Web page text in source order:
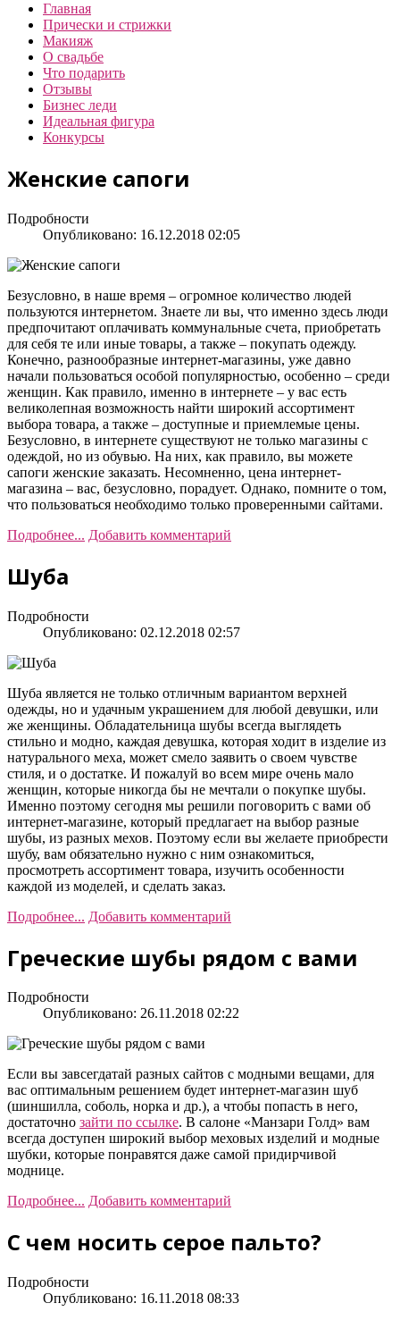
Главная
Прически и стрижки
Макияж
О свадьбе
Что подарить
Отзывы
Бизнес леди
Идеальная фигура
Конкурсы
Женские сапоги
Подробности
Опубликовано: 16.12.2018 02:05
Безусловно, в наше время – огромное количество людей
пользуются интернетом. Знаете ли вы, что именно здесь люди
предпочитают оплачивать коммунальные счета, приобретать
для себя те или иные товары, а также – покупать одежду.
Конечно, разнообразные интернет-магазины, уже давно
начали пользоваться особой популярностью, особенно – среди
женщин. Как правило, именно в интернете – у вас есть
великолепная возможность найти широкий ассортимент
выбора товара, а также – доступные и приемлемые цены.
Безусловно, в интернете существуют не только магазины с
одеждой, но из обувью. На них, как правило, вы можете
сапоги женские заказать. Несомненно, цена интернет-
магазина – вас, безусловно, порадует. Однако, помните о том,
что пользоваться необходимо только проверенными сайтами.
Подробнее... Добавить комментарий
Шуба
Подробности
Опубликовано: 02.12.2018 02:57
Шуба является не только отличным вариантом верхней
одежды, но и удачным украшением для любой девушки, или
же женщины. Обладательница шубы всегда выглядеть
стильно и модно, каждая девушка, которая ходит в изделие из
натурального меха, может смело заявить о своем чувстве
стиля, и о достатке. И пожалуй во всем мире очень мало
женщин, которые никогда бы не мечтали о покупке шубы.
Именно поэтому сегодня мы решили поговорить с вами об
интернет-магазине, который предлагает на выбор разные
шубы, из разных мехов. Поэтому если вы желаете приобрести
шубу, вам обязательно нужно с ним ознакомиться,
просмотреть ассортимент товара, изучить особенности
каждой из моделей, и сделать заказ.
Подробнее... Добавить комментарий
Греческие шубы рядом с вами
Подробности
Опубликовано: 26.11.2018 02:22
Если вы завсегдатай разных сайтов с модными вещами, для
вас оптимальным решением будет интернет-магазин шуб
(шиншилла, соболь, норка и др.), а чтобы попасть в него,
достаточно зайти по ссылке. В салоне «Манзари Голд» вам
всегда доступен широкий выбор меховых изделий и модные
шубки, которые понравятся даже самой придирчивой
моднице.
Подробнее... Добавить комментарий
С чем носить серое пальто?
Подробности
Опубликовано: 16.11.2018 08:33